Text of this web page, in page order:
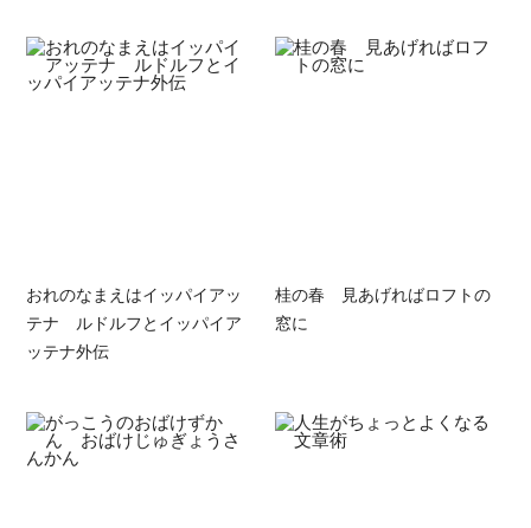
おれのなまえはイッパイアッ
テナ ルドルフとイッパイア
ッテナ外伝
桂の春 見あげればロフトの
窓に